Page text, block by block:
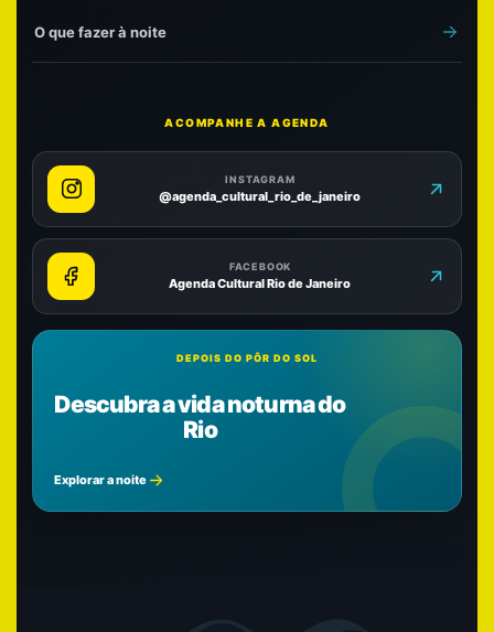
O que fazer à noite
ACOMPANHE A AGENDA
INSTAGRAM
@agenda_cultural_rio_de_janeiro
FACEBOOK
Agenda Cultural Rio de Janeiro
DEPOIS DO PÔR DO SOL
Descubra a vida noturna do
Rio
Explorar a noite